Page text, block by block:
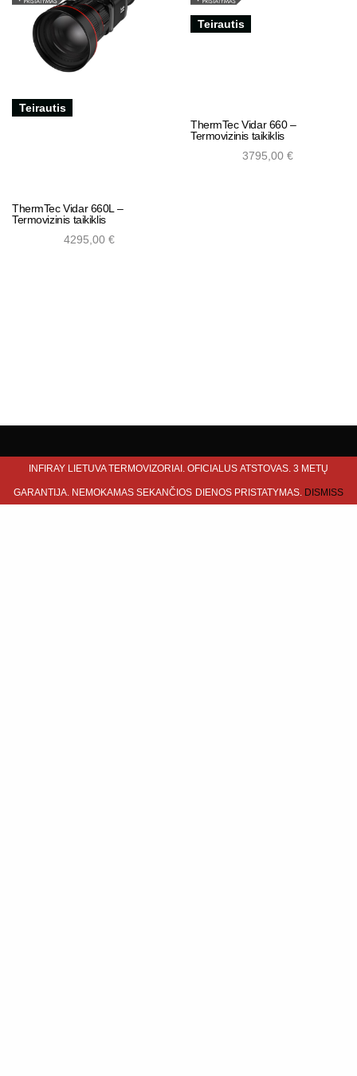
Teirautis
ThermTec Vidar 660L –
Termovizinis taikiklis
4295,00 €
Teirautis
ThermTec Vidar 660 –
Termovizinis taikiklis
3795,00 €
INFORMACIJA
INFIRAY LIETUVA TERMOVIZORIAI. OFICIALUS ATSTOVAS. 3 METŲ
GARANTIJA. NEMOKAMAS SEKANČIOS DIENOS PRISTATYMAS. DISMISS